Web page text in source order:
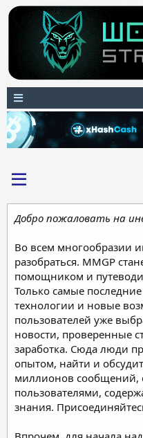
Добро пожаловать на
Во всем многообразии
разобраться. MMGP
помощником и
Только самые
технологии и новые
пользователей уже
новости, проверенные
заработка. Сюда люди
опытом, найти и
миллионов сообщений,
пользователями,
знания.